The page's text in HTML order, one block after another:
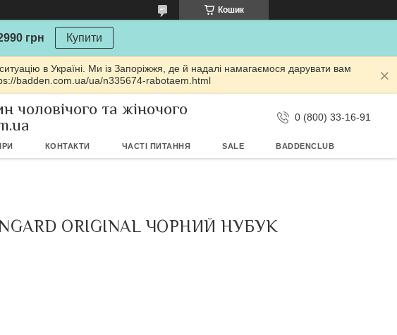
Кошик
грн Купити
в Україні. Ми із Запоріжжя, де й надалі намагаємося дарувати вам
badden.com.ua/ua/n335674-rabotaem.html
чоловічого та жіночого
0 (800) 33-16-91
КОНТАКТИ ЧАСТІ ПИТАННЯ SALE BADDENCLUB
ORIGINAL ЧОРНИЙ НУБУК